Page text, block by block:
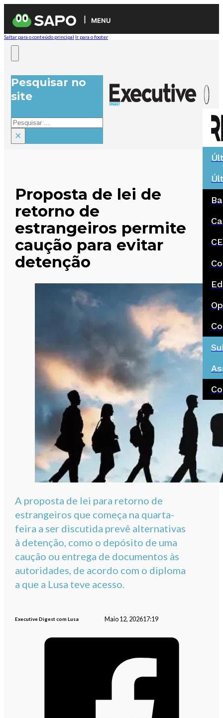
MENU
Saltar para o conteúdo principal Ir para o footer
Pesquisar no
site
Pesquisar
×
Proposta de lei de
retorno de
estrangeiros permite
caução para evitar
detenção
A proposta de lei para retorno de
estrangeiros que começa na quarta-
feira a ser discutida prevê alternativas
à detenção, como o depósito de uma
caução ou entrega de documentos às
autoridades, de acordo com o diploma
a que a Lusa teve acesso.
Executive Digest com Lusa Maio 12, 202617:19